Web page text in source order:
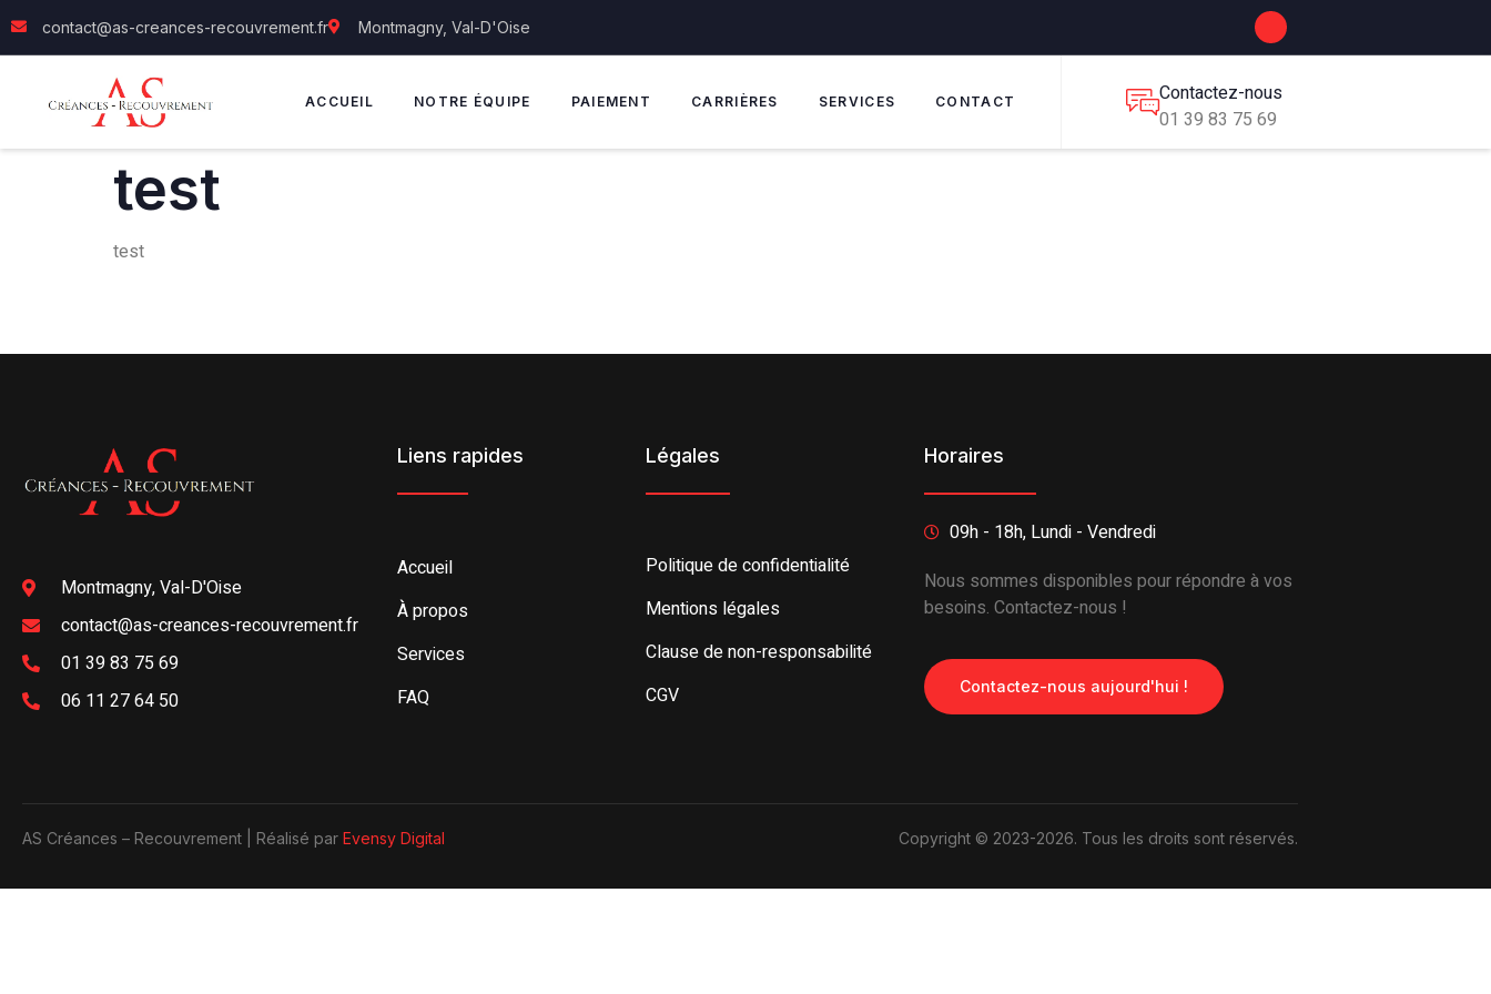
contact@as-creances-recouvrement.fr Montmagny, Val-D'Oise
ACCUEIL NOTRE ÉQUIPE PAIEMENT CARRIÈRES SERVICES CONTACT
Contactez-nous
01 39 83 75 69
test
test
Montmagny, Val-D'Oise
contact@as-creances-recouvrement.fr
01 39 83 75 69
06 11 27 64 50
Liens rapides
Accueil
À propos
Services
FAQ
Légales
Politique de confidentialité
Mentions légales
Clause de non-responsabilité
CGV
Horaires
09h - 18h, Lundi - Vendredi
Nous sommes disponibles pour répondre à vos
besoins. Contactez-nous !
Contactez-nous aujourd'hui !
AS Créances – Recouvrement | Réalisé par Evensy Digital Copyright © 2023-2026. Tous les droits sont réservés.